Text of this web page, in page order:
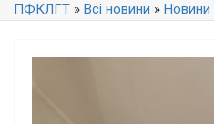
ПФКЛГТ » Всі новини » Новини